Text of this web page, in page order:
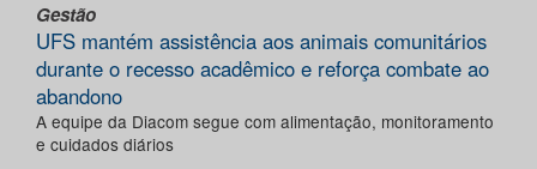
Gestão
UFS mantém assistência aos animais comunitários
durante o recesso acadêmico e reforça combate ao
abandono
A equipe da Diacom segue com alimentação, monitoramento
e cuidados diários